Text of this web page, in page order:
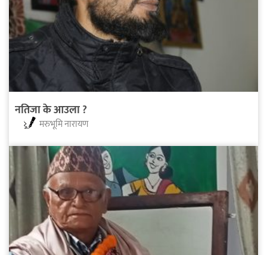
नतिजा के आउला ?
मरुभूमि नारायण